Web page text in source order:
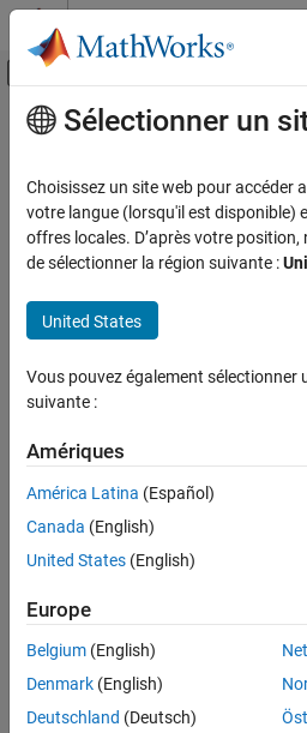
Passer au contenu
Activer/désactiver
Accueil de la documentation
Contenu principal
How useful was
Sélectionner un
Choisissez un site web pour accéder
votre langue (lorsqu'il est disponible)
offres locales. D’après votre
de sélectionner la région suivante :
United States
Vous pouvez également sélectionner
suivante :
Amériques
América Latina (Español)
Canada (English)
United States (English)
Europe
Belgium (English)
Denmark (English)
Deutschland (Deutsch)
Lutte anti-piratage
© 1994-2026 The MathWorks, Inc.